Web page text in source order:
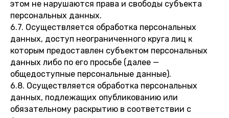
этом не нарушаются права и свободы субъекта
персональных данных.
6.7. Осуществляется обработка персональных
данных, доступ неограниченного круга лиц к
которым предоставлен субъектом персональных
данных либо по его просьбе (далее —
общедоступные персональные данные).
6.8. Осуществляется обработка персональных
данных, подлежащих опубликованию или
обязательному раскрытию в соответствии с